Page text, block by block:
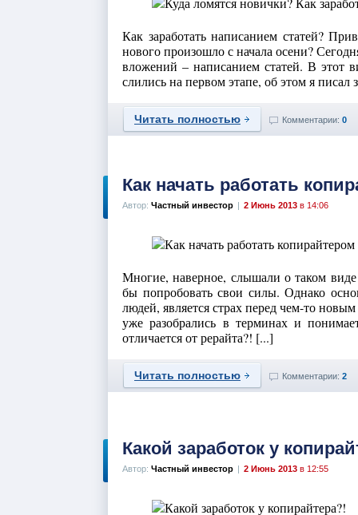
Как заработать написанием статей?
нового произошло с начала осени?
вложений – написанием статей. В этот
слились на первом этапе, об этом я
Читать полностью Комментарии: 0
Как начать работать
Автор: Частный инвестор | 2 Июнь 2013 в 14:06
Многие, наверное, слышали о таком виде
бы попробовать свои силы. Однако
людей, является страх перед чем-то
уже разобрались в терминах и
отличается от рерайта?! [...]
Читать полностью Комментарии: 2
Какой заработок у
Автор: Частный инвестор | 2 Июнь 2013 в 12:55